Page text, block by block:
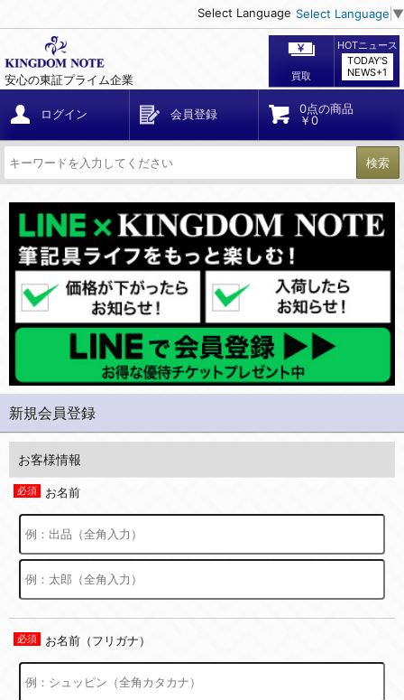
Select Language Select Language ▼
安心の東証プライム企業 買取
HOTニュース
TODAY'S
NEWS+1
ログイン 会員登録
0点の商品
￥0
検索
新規会員登録
お客様情報
お名前
お名前（フリガナ）